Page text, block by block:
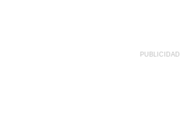
PUBLICIDAD